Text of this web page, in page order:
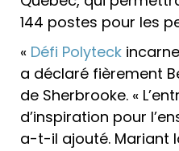
144 postes pour les
« Défi Polyteck
a déclaré fièrement
de Sherbrooke. «
d’inspiration pour
a-t-il ajouté. Mariant